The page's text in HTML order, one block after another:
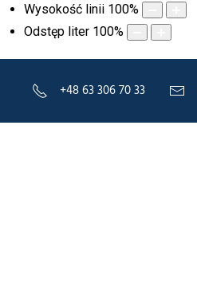
Wysokość linii 100%
Odstęp liter 100%
+48 63 306 70 33